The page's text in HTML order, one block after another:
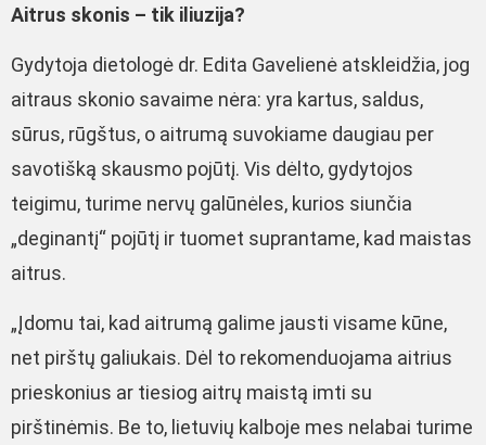
Aitrus skonis – tik iliuzija?
Gydytoja dietologė dr. Edita Gavelienė atskleidžia, jog
aitraus skonio savaime nėra: yra kartus, saldus,
sūrus, rūgštus, o aitrumą suvokiame daugiau per
savotišką skausmo pojūtį. Vis dėlto, gydytojos
teigimu, turime nervų galūnėles, kurios siunčia
„deginantį“ pojūtį ir tuomet suprantame, kad maistas
aitrus.
„Įdomu tai, kad aitrumą galime jausti visame kūne,
net pirštų galiukais. Dėl to rekomenduojama aitrius
prieskonius ar tiesiog aitrų maistą imti su
pirštinėmis. Be to, lietuvių kalboje mes nelabai turime